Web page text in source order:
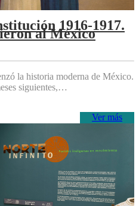
1916-1917.
al México
la historia moderna de México.
siguientes,…
Ver más